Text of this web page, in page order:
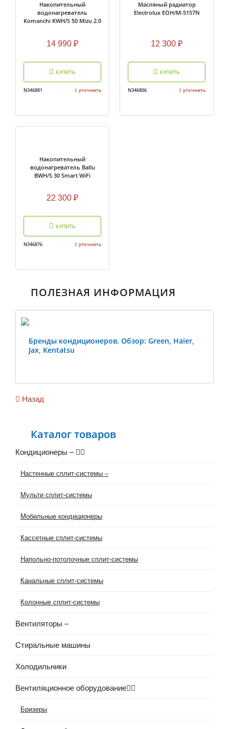
Каталог товаров
Кондиционеры –
Настенные сплит-системы –
Мульти сплит-системы
Мобильные кондиционеры
Кассетные сплит-системы
Напольно-потолочные сплит-системы
Канальные сплит-системы
Колонные сплит-системы
Вентиляторы –
Стиральные машины
Холодильники
Вентиляционное оборудование
Бризеры
Накопительный
водонагреватель
Komanchi KWH/S 50 Mizu 2.0
14 990 ₽
КУПИТЬ
N346881 уточнить
Масляный радиатор
Electrolux EOH/M-5157N
12 300 ₽
КУПИТЬ
N346806 уточнить
Накопительный
водонагреватель Ballu
BWH/S 30 Smart WiFi
22 300 ₽
КУПИТЬ
N346876 уточнить
ПОЛЕЗНАЯ ИНФОРМАЦИЯ
Бренды кондиционеров. Обзор: Green, Haier,
Jax, Kentatsu
Previous
Назад